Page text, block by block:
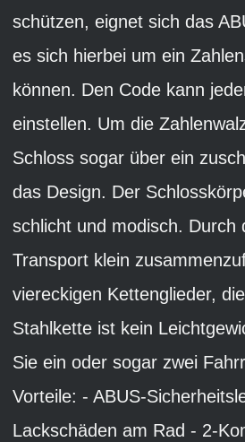
schützen, eignet sich das
es sich hierbei um ein
können. Den Code kann
einstellen. Um die
Schloss sogar über ein
das Design. Der
schlicht und modisch. Durch
Transport klein
viereckigen Kettenglieder,
Stahlkette ist kein
Sie ein oder sogar zwei
Vorteile: - ABUS-
Lackschäden am Rad - 2-